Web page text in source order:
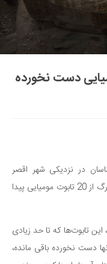
دست نخورده
در نزدیکی شهر اقصر
(Luxor) در جنوب شرقی این کشور، مخزنی بزرگ از 20 تابوت مومیایی پیدا
این تابوت‌ها که تا حد زیادی
دست نخورده باقی مانده،